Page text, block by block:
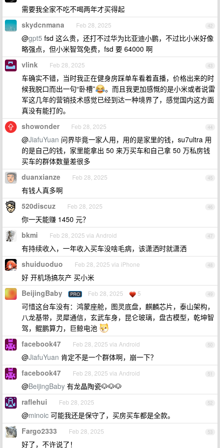
需要我全家不吃不喝两年才买得起
42
skydcnmana Feb 28, 2025
@gpt5 fsd 这么贵，还打不过华为比亚迪小鹏，不过比小米好像
略强点，但小米智驾免费，fsd 要 64000 啊
43
vlink Feb 28, 2025
车确实不错，当时我正在健身房踩单车看着直播，价格出来的时
候我脱口而出一句“卧槽”
。而且我更加感慨的是小米或者说雷
军这几年的营销技术感觉已经到达一种境界了，感觉国内这方面
真没有能打的。
44
showonder Feb 28, 2025
@JiafuYuan 问界毕竟一家人用，用的是家里的钱，su7ultra 用
的是自己的钱，家里能拿出 50 来万买车和自己拿 50 万私房钱
买车的群体数量差很多
45
duanxianze Feb 28, 2025
有钱人真多啊
46
520discuz Feb 28, 2025
你一天能赚 1450 元？
47
bkmi Feb 28, 2025 via Android
有持续收入，一年收入买车没啥毛病，该潇洒时就潇洒
48
shuiduoduo Feb 28, 2025 via iPhone
好 开机场搞灰产 买小米
49
BeijingBaby PRO Feb 28, 2025 5
可惜这台车没有：鸿蒙座舱，图灵底盘，麒麟芯片，泰山架构，
八龙基带，灵犀通信，玄武车身，昆仑玻璃，盘古模型，乾坤智
驾，鲲鹏算力，巨鲸电池
50
facebook47 Feb 28, 2025 via Android
@JiafuYuan 肯定不是一个群体啊，崩一下？
51
facebook47 Feb 28, 2025 via Android
@BeijingBaby 有龙晶陶瓷🐶🐶🐶
52
raflehui Feb 28, 2025
@minoic 可能我还是保守了，买房买车都是全款。
53
Fargo2333 Feb 28, 2025
好了，不许说了！